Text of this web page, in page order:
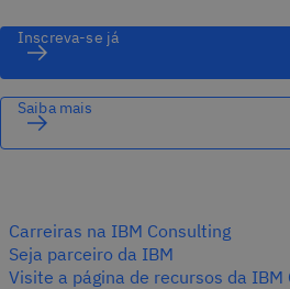
Inscreva-se já
Saiba mais
Carreiras na IBM Consulting
Seja parceiro da IBM
Visite a página de recursos da IBM